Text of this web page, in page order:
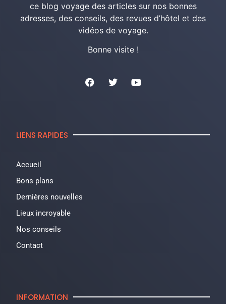
ce blog voyage des articles sur nos bonnes
adresses, des conseils, des revues d’hôtel et des
vidéos de voyage.
Bonne visite !
LIENS RAPIDES
Accueil
Bons plans
Dernières nouvelles
Lieux incroyable
Nos conseils
Contact
INFORMATION